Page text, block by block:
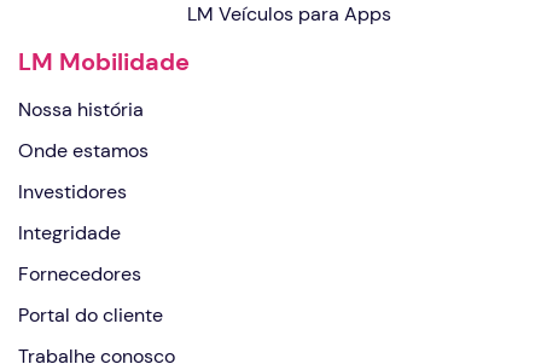
LM Veículos para Apps
LM Mobilidade
Nossa história
Onde estamos
Investidores
Integridade
Fornecedores
Portal do cliente
Trabalhe conosco